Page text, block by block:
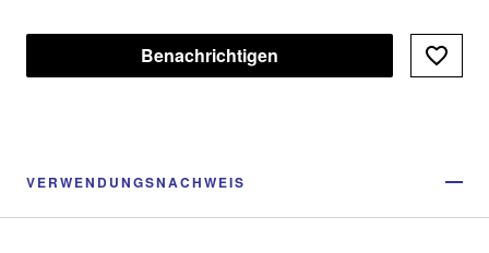
Benachrichtigen
VERWENDUNGSNACHWEIS